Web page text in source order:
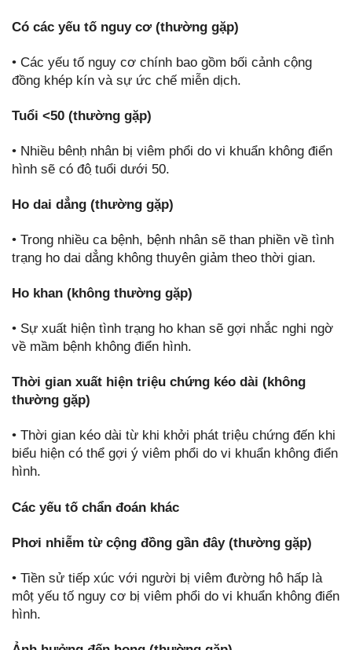
Có các yếu tố nguy cơ (thường gặp)
• Các yếu tố nguy cơ chính bao gồm bối cảnh cộng
đồng khép kín và sự ức chế miễn dịch.
Tuổi <50 (thường gặp)
• Nhiều bênḥ nhân bị viêm phổi do vi khuẩn không điển
hình sẽ có đô ̣tuổi dưới 50.
Ho dai dẳng (thường gặp)
• Trong nhiều ca bệnh, bệnh nhân sẽ than phiền về tình
trạng ho dai dẳng không thuyên giảm theo thời gian.
Ho khan (không thường gặp)
• Sự xuất hiện tình trạng ho khan sẽ gợi nhắc nghi ngờ
về mầm bệnh không điển hình.
Thời gian xuất hiện triệu chứng kéo dài (không
thường gặp)
• Thời gian kéo dài từ khi khởi phát triệu chứng đến khi
biểu hiện có thể gợi ý viêm phổi do vi khuẩn không điển
hình.
Các yếu tố chẩn đoán khác
Phơi nhiễm từ cộng đồng gần đây (thường gặp)
• Tiền sử tiếp xúc với người bị viêm đường hô hấp là
môṭ yếu tố nguy cơ bị viêm phổi do vi khuẩn không điển
hình.